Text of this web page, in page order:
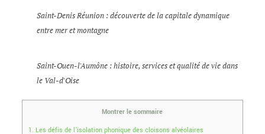
Saint-Denis Réunion : découverte de la capitale dynamique
entre mer et montagne
Saint-Ouen-l'Aumône : histoire, services et qualité de vie dans
le Val-d'Oise
Montrer le sommaire
1. Les défis de l’isolation phonique des cloisons alvéolaires